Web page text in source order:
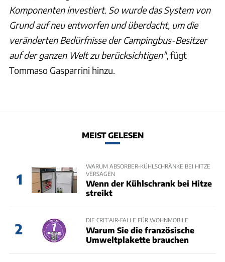
Komponenten investiert. So wurde das System von
Grund auf neu entworfen und überdacht, um die
veränderten Bedürfnisse der Campingbus-Besitzer
auf der ganzen Welt zu berücksichtigen", fügt
Tommaso Gasparrini hinzu.
MEIST GELESEN
1
WARUM ABSORBER-KÜHLSCHRÄNKE BEI HITZE
VERSAGEN
Wenn der Kühlschrank bei Hitze
streikt
2
DIE CRIT’AIR-FALLE FÜR WOHNMOBILE
Warum Sie die französische
Umweltplakette brauchen